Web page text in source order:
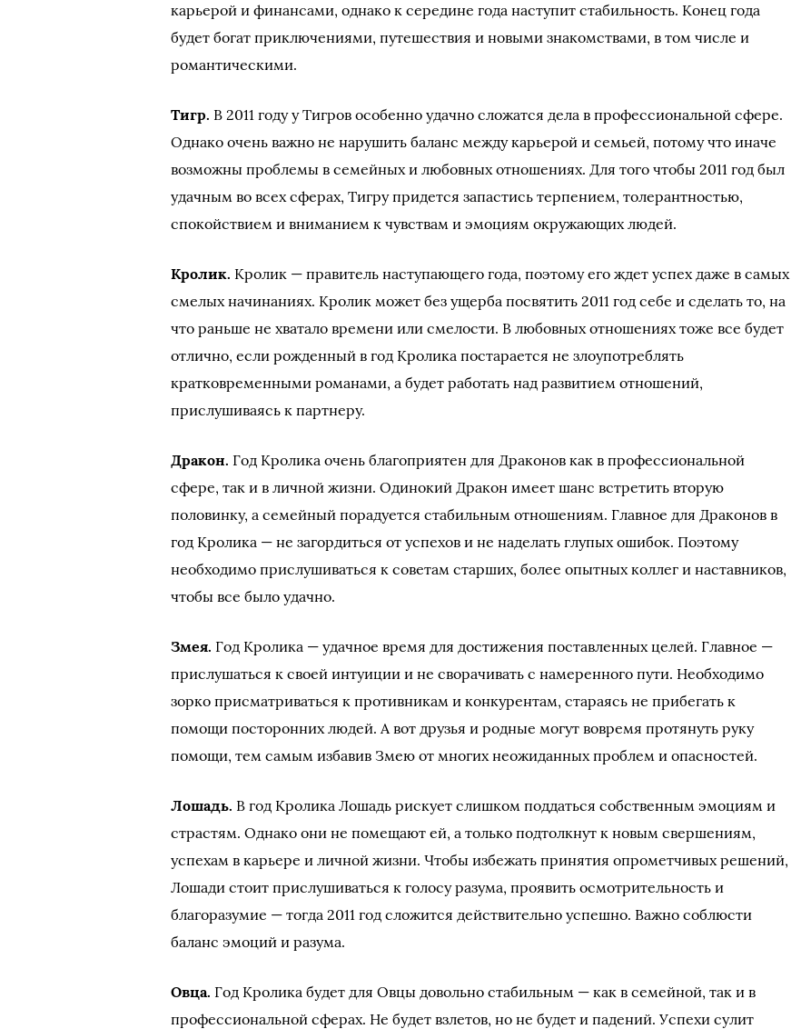
карьерой и финансами, однако к середине года наступит стабильность. Конец года
будет богат приключениями, путешествия и новыми знакомствами, в том числе и
романтическими.
Тигр. В 2011 году у Тигров особенно удачно сложатся дела в профессиональной сфере.
Однако очень важно не нарушить баланс между карьерой и семьей, потому что иначе
возможны проблемы в семейных и любовных отношениях. Для того чтобы 2011 год был
удачным во всех сферах, Тигру придется запастись терпением, толерантностью,
спокойствием и вниманием к чувствам и эмоциям окружающих людей.
Кролик. Кролик — правитель наступающего года, поэтому его ждет успех даже в самых
смелых начинаниях. Кролик может без ущерба посвятить 2011 год себе и сделать то, на
что раньше не хватало времени или смелости. В любовных отношениях тоже все будет
отлично, если рожденный в год Кролика постарается не злоупотреблять
кратковременными романами, а будет работать над развитием отношений,
прислушиваясь к партнеру.
Дракон. Год Кролика очень благоприятен для Драконов как в профессиональной
сфере, так и в личной жизни. Одинокий Дракон имеет шанс встретить вторую
половинку, а семейный порадуется стабильным отношениям. Главное для Драконов в
год Кролика — не загордиться от успехов и не наделать глупых ошибок. Поэтому
необходимо прислушиваться к советам старших, более опытных коллег и наставников,
чтобы все было удачно.
Змея. Год Кролика — удачное время для достижения поставленных целей. Главное —
прислушаться к своей интуиции и не сворачивать с намеренного пути. Необходимо
зорко присматриваться к противникам и конкурентам, стараясь не прибегать к
помощи посторонних людей. А вот друзья и родные могут вовремя протянуть руку
помощи, тем самым избавив Змею от многих неожиданных проблем и опасностей.
Лошадь. В год Кролика Лошадь рискует слишком поддаться собственным эмоциям и
страстям. Однако они не помещают ей, а только подтолкнут к новым свершениям,
успехам в карьере и личной жизни. Чтобы избежать принятия опрометчивых решений,
Лошади стоит прислушиваться к голосу разума, проявить осмотрительность и
благоразумие — тогда 2011 год сложится действительно успешно. Важно соблюсти
баланс эмоций и разума.
Овца. Год Кролика будет для Овцы довольно стабильным — как в семейной, так и в
профессиональной сферах. Не будет взлетов, но не будет и падений. Успехи сулит